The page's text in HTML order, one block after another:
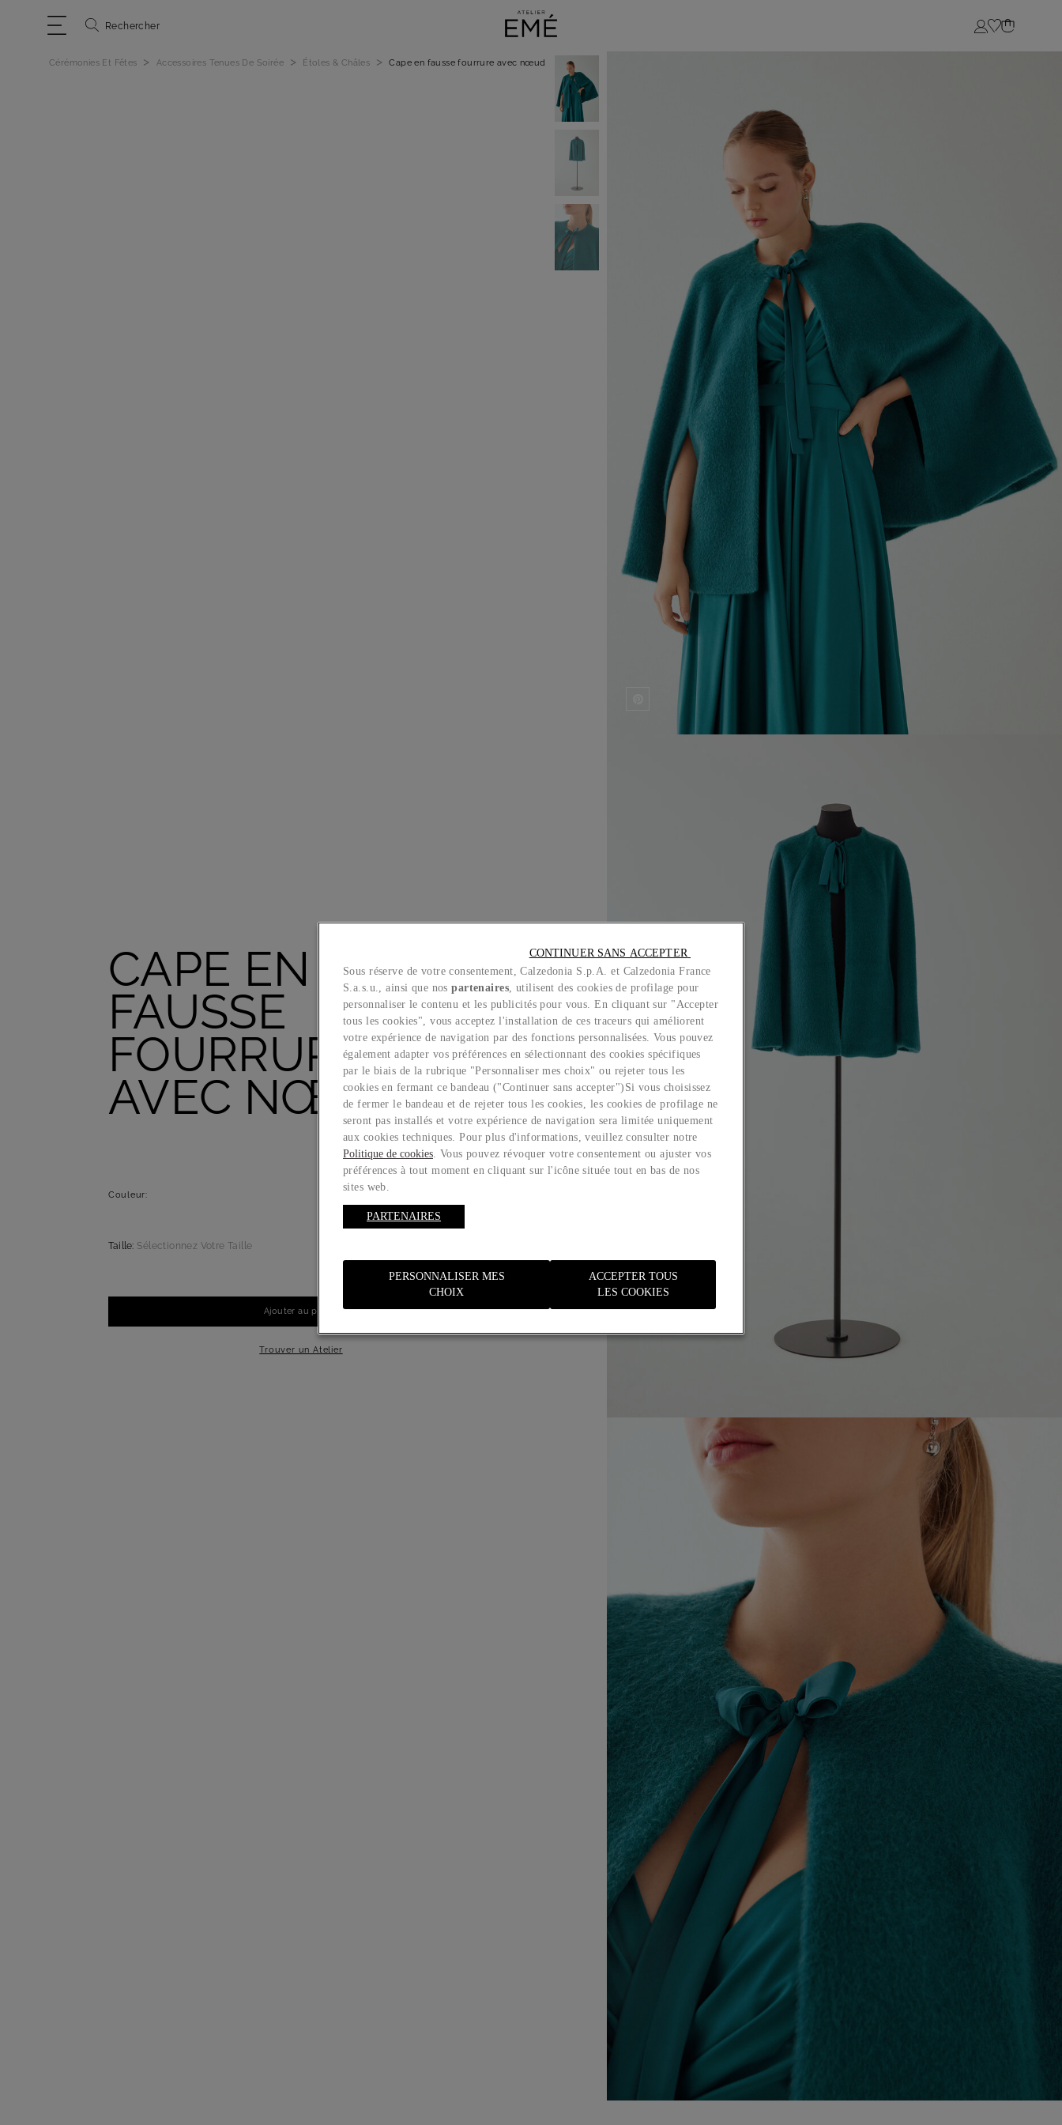
Rechercher Login
Cérémonies Et Fêtes > Accessoires Tenues De Soirée > Étoles & Châles > Cape en fausse fourrure avec nœud
CAPE EN
FAUSSE
FOURRURE
AVEC NŒUD
Couleur:
Taille: Sélectionnez Votre Taille
- +
Ajouter au panier
Trouver un Atelier
Sous réserve de votre consentement, Calzedonia S.p.A. et Calzedonia France
S.a.s.u., ainsi que nospartenaires , utilisent des cookies de profilage pour
personnaliser le contenu et les publicités pour vous. En cliquant sur "Accepter
tous les cookies", vous acceptez l'installation de ces traceurs qui améliorent
votre expérience de navigation par des fonctions personnalisées. Vous pouvez
également adapter vos préférences en sélectionnant des cookies spécifiques
par le biais de la rubrique "Personnaliser mes choix" ou rejeter tous les
cookies en fermant ce bandeau ("Continuer sans accepter")​ Si vous choisissez
de fermer le bandeau et de rejeter tous les cookies, les cookies de profilage ne
seront pas installés et votre expérience de navigation sera limitée uniquement
aux cookies techniques. Pour plus d'informations, veuillez consulter notre
Politique de cookies . Vous pouvez révoquer votre consentement ou ajuster vos
préférences à tout moment en cliquant sur l'icône située tout en bas de nos
sites web.
PARTENAIRES
PERSONNALISER MES
CHOIX
ACCEPTER TOUS
LES COOKIES